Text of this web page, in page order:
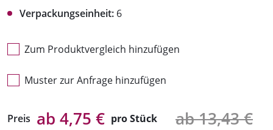
Verpackungseinheit: 6
Zum Produktvergleich hinzufügen
Muster zur Anfrage hinzufügen
Preis ab 4,75 € pro Stück ab 13,43 €